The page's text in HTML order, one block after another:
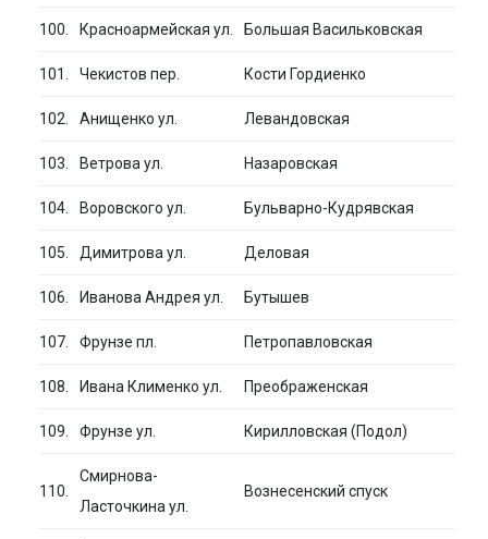
100. Красноармейская ул. Большая Васильковская
101. Чекистов пер. Кости Гордиенко
102. Анищенко ул. Левандовская
103. Ветрова ул. Назаровская
104. Воровского ул. Бульварно-Кудрявская
105. Димитрова ул. Деловая
106. Иванова Андрея ул. Бутышев
107. Фрунзе пл. Петропавловская
108. Ивана Клименко ул. Преображенская
109. Фрунзе ул. Кирилловская (Подол)
110.
Смирнова-
Ласточкина ул.
Вознесенский спуск